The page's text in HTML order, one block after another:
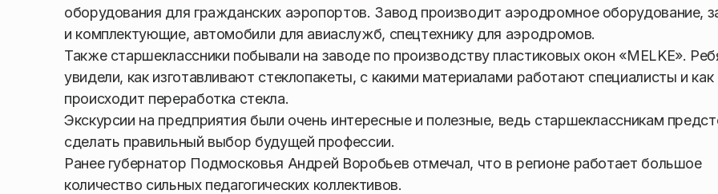
оборудования для гражданских аэропортов. Завод производит аэродромное оборудование,
и комплектующие, автомобили для авиаслужб, спецтехнику для аэродромов.
Также старшеклассники побывали на заводе по производству пластиковых окон «MELKE».
увидели, как изготавливают стеклопакеты, с какими материалами работают специалисты и как
происходит переработка стекла.
Экскурсии на предприятия были очень интересные и полезные, ведь старшеклассникам
сделать правильный выбор будущей профессии.
Ранее губернатор Подмосковья Андрей Воробьев отмечал, что в регионе работает большое
количество сильных педагогических коллективов.